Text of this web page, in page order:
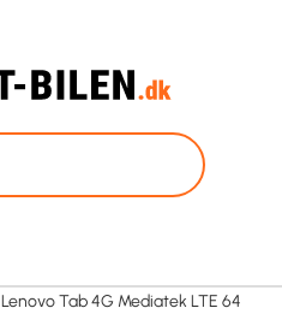
Lenovo Tab 4G Mediatek LTE 64